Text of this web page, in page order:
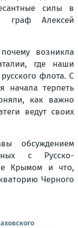
силы в
граф Алексей
возникла
где наши
флота. С
начала терпеть
как важно
ведут своих
обсуждением
с Русско-
Крымом и что,
Черного